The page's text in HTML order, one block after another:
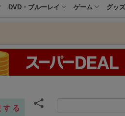
DVD・ブルーレイ ゲーム グッズ